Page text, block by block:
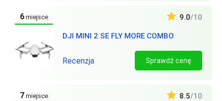
6 miejsce
DJI MINI 2 SE FLY MORE COMBO
9.0/10
Recenzja Sprawdź cenę
7 miejsce 8.5/10